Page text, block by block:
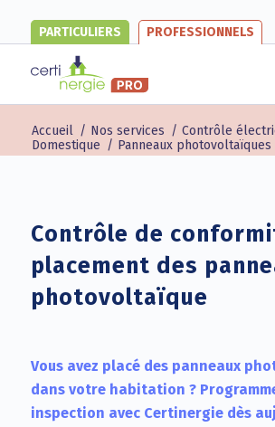
PARTICULIERS PROFESSIONNELS
Accueil / Nos services / Contrôle
Domestique / Panneaux photovoltaïques
Contrôle de
placement des
photovoltaïque
Vous avez placé des panneaux
dans votre habitation ?
inspection avec Certinergie dès